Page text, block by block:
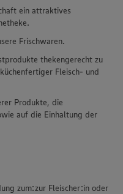
ein attraktives
Frischwaren.
thekengerecht zu
Fleisch- und
Produkte, die
auf die Einhaltung der
zum:zur Fleischer:in oder